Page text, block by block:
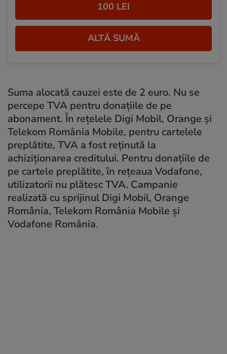
100 LEI
ALTĂ SUMĂ
Suma alocată cauzei este de 2 euro. Nu se
percepe TVA pentru donaţiile de pe
abonament. În reţelele Digi Mobil, Orange şi
Telekom România Mobile, pentru cartelele
preplătite, TVA a fost reţinută la
achiziţionarea creditului. Pentru donaţiile de
pe cartele preplătite, în reţeaua Vodafone,
utilizatorii nu plătesc TVA. Campanie
realizată cu sprijinul Digi Mobil, Orange
România, Telekom România Mobile şi
Vodafone România.